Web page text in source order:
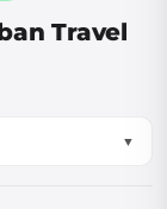
Travel
▼